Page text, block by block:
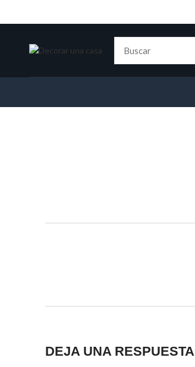
DEJA UNA RESPUESTA